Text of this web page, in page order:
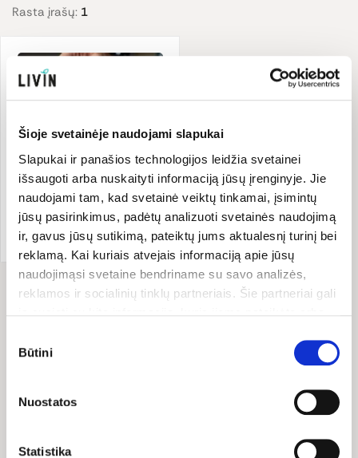
Šioje svetainėje naudojami slapukai
Slapukai ir panašios technologijos leidžia svetainei
išsaugoti arba nuskaityti informaciją jūsų įrenginyje. Jie
naudojami tam, kad svetainė veiktų tinkamai, įsimintų
jūsų pasirinkimus, padėtų analizuoti svetainės naudojimą
ir, gavus jūsų sutikimą, pateiktų jums aktualesnį turinį bei
reklamą. Kai kuriais atvejais informaciją apie jūsų
naudojimąsi svetaine bendriname su savo analizės,
reklamos ir socialinių tinklų partneriais. Šie partneriai gali
pasirinkti, su kuriomis slapukų kategorijomis sutinkate.
Savo sutikimą galite bet kada pakeisti arba atšaukti
atsisakius tam tikrų slapukų dalis svetainės funkcijų gali
pasirinkimas
Būtini
Nuostatos
Statistika
Rasta įrašų: 1
Mityba Ekologija
Apie „zero“ l Guoda
Azguridienė
BIČIULIU IR GAUK 10%